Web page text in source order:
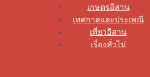
เกษตรอีสาน
เทศกาลและประเพณี
เที่ยวอีสาน
เรื่องทั่วไป